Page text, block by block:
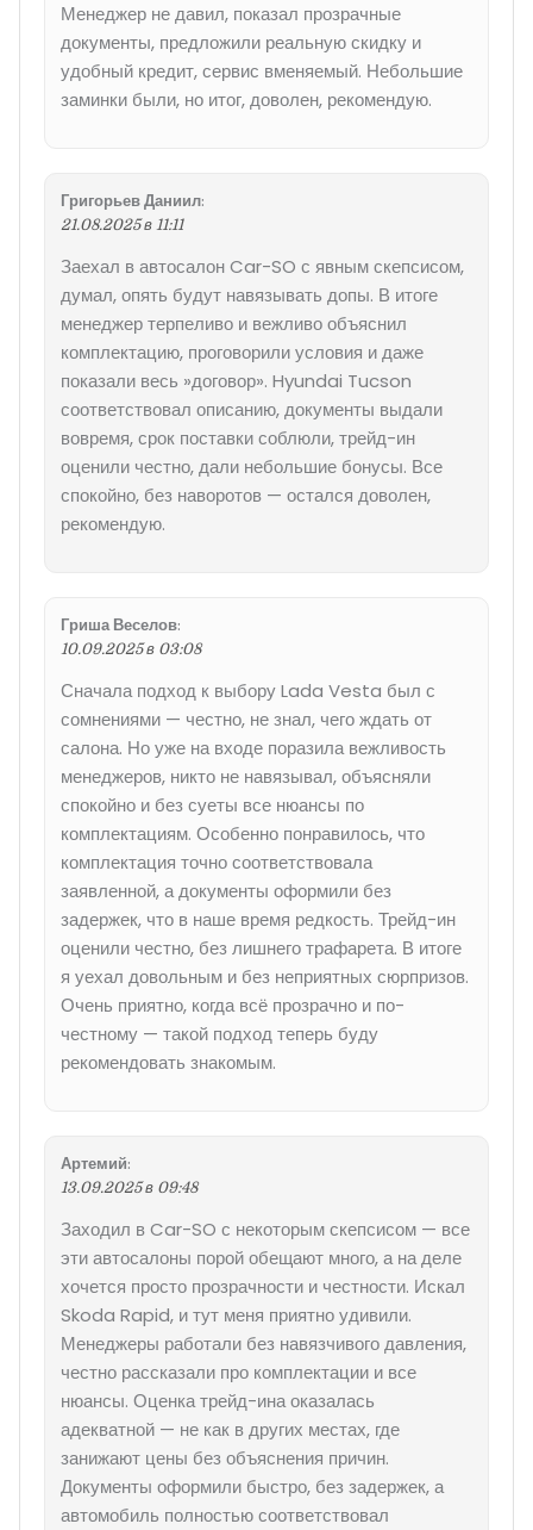
Менеджер не давил, показал прозрачные
документы, предложили реальную скидку и
удобный кредит, сервис вменяемый. Небольшие
заминки были, но итог, доволен, рекомендую.
Григорьев Даниил:
21.08.2025 в 11:11
Заехал в автосалон Car-SO с явным скепсисом,
думал, опять будут навязывать допы. В итоге
менеджер терпеливо и вежливо объяснил
комплектацию, проговорили условия и даже
показали весь »договор». Hyundai Tucson
соответствовал описанию, документы выдали
вовремя, срок поставки соблюли, трейд-ин
оценили честно, дали небольшие бонусы. Все
спокойно, без наворотов — остался доволен,
рекомендую.
Гриша Веселов:
10.09.2025 в 03:08
Сначала подход к выбору Lada Vesta был с
сомнениями — честно, не знал, чего ждать от
салона. Но уже на входе поразила вежливость
менеджеров, никто не навязывал, объясняли
спокойно и без суеты все нюансы по
комплектациям. Особенно понравилось, что
комплектация точно соответствовала
заявленной, а документы оформили без
задержек, что в наше время редкость. Трейд-ин
оценили честно, без лишнего трафарета. В итоге
я уехал довольным и без неприятных сюрпризов.
Очень приятно, когда всё прозрачно и по-
честному — такой подход теперь буду
рекомендовать знакомым.
Артемий:
13.09.2025 в 09:48
Заходил в Car-SO с некоторым скепсисом — все
эти автосалоны порой обещают много, а на деле
хочется просто прозрачности и честности. Искал
Skoda Rapid, и тут меня приятно удивили.
Менеджеры работали без навязчивого давления,
честно рассказали про комплектации и все
нюансы. Оценка трейд-ина оказалась
адекватной — не как в других местах, где
занижают цены без объяснения причин.
Документы оформили быстро, без задержек, а
автомобиль полностью соответствовал